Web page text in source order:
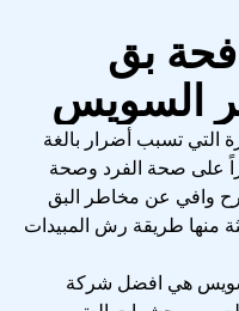
بق
السويس
التي تسبب أضرار بالغة
على صحة الفرد وصحة
وافي عن مخاطر البق
منها طريقة رش المبيدات
هي افضل شركة